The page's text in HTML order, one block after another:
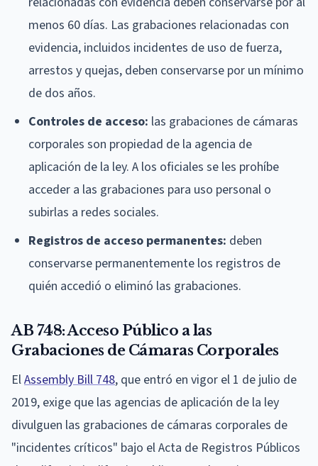
menos 60 días. Las grabaciones relacionadas con
evidencia, incluidos incidentes de uso de fuerza,
arrestos y quejas, deben conservarse por un mínimo
de dos años.
Controles de acceso: las grabaciones de cámaras
corporales son propiedad de la agencia de
aplicación de la ley. A los oficiales se les prohíbe
acceder a las grabaciones para uso personal o
subirlas a redes sociales.
Registros de acceso permanentes: deben
conservarse permanentemente los registros de
quién accedió o eliminó las grabaciones.
AB 748: Acceso Público a las
Grabaciones de Cámaras Corporales
ElAssembly Bill 748, que entró en vigor el 1 de julio de
2019, exige que las agencias de aplicación de la ley
divulguen las grabaciones de cámaras corporales de
"incidentes críticos" bajo el Acta de Registros Públicos